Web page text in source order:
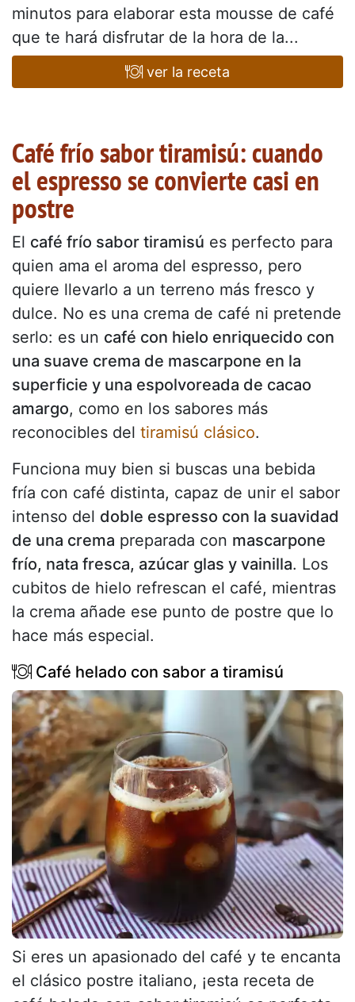
minutos para elaborar esta mousse de café
que te hará disfrutar de la hora de la...
ver la receta
Café frío sabor tiramisú: cuando
el espresso se convierte casi en
postre
El café frío sabor tiramisú es perfecto para
quien ama el aroma del espresso, pero
quiere llevarlo a un terreno más fresco y
dulce. No es una crema de café ni pretende
serlo: es un café con hielo enriquecido con
una suave crema de mascarpone en la
superficie y una espolvoreada de cacao
amargo, como en los sabores más
reconocibles del tiramisú clásico.
Funciona muy bien si buscas una bebida
fría con café distinta, capaz de unir el sabor
intenso del doble espresso con la suavidad
de una crema preparada con mascarpone
frío, nata fresca, azúcar glas y vainilla. Los
cubitos de hielo refrescan el café, mientras
la crema añade ese punto de postre que lo
hace más especial.
Café helado con sabor a tiramisú
Si eres un apasionado del café y te encanta
el clásico postre italiano, ¡esta receta de